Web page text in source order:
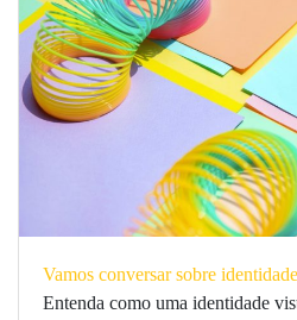
Vamos conversar sobre
Entenda como uma identidade